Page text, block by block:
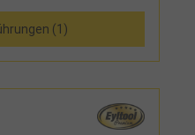
Skala
auf Anfrage
(1)